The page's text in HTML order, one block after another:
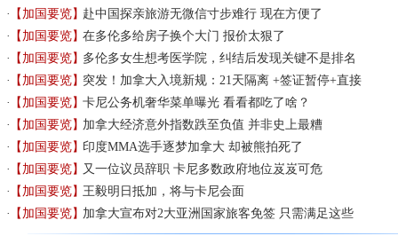
【加国要览】赴中国探亲旅游无微信寸步难行 现在方便了
【加国要览】在多伦多给房子换个大门 报价太狠了
【加国要览】多伦多女生想考医学院，纠结后发现关键不是排名
【加国要览】突发！加拿大入境新规：21天隔离 +签证暂停+直接
【加国要览】卡尼公务机奢华菜单曝光 看看都吃了啥？
【加国要览】加拿大经济意外指数跌至负值 并非史上最糟
【加国要览】印度MMA选手逐梦加拿大 却被熊拍死了
【加国要览】 又一位议员辞职 卡尼多数政府地位岌岌可危
【加国要览】王毅明日抵加，将与卡尼会面
【加国要览】加拿大宣布对2大亚洲国家旅客免签 只需满足这些